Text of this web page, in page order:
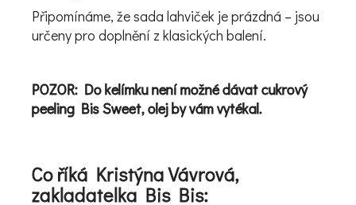
Připomínáme, že sada lahviček je prázdná – jsou
určeny pro doplnění z klasických balení.
POZOR: Do kelímku není možné dávat cukrový
peeling Bis Sweet, olej by vám vytékal.
Co říká Kristýna Vávrová,
zakladatelka Bis Bis: